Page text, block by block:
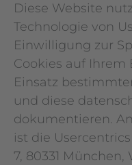
Diese Website
Technologie von
Einwilligung zur
Cookies auf Ihrem
Einsatz
und diese
dokumentieren.
ist die
7, 80331 München,